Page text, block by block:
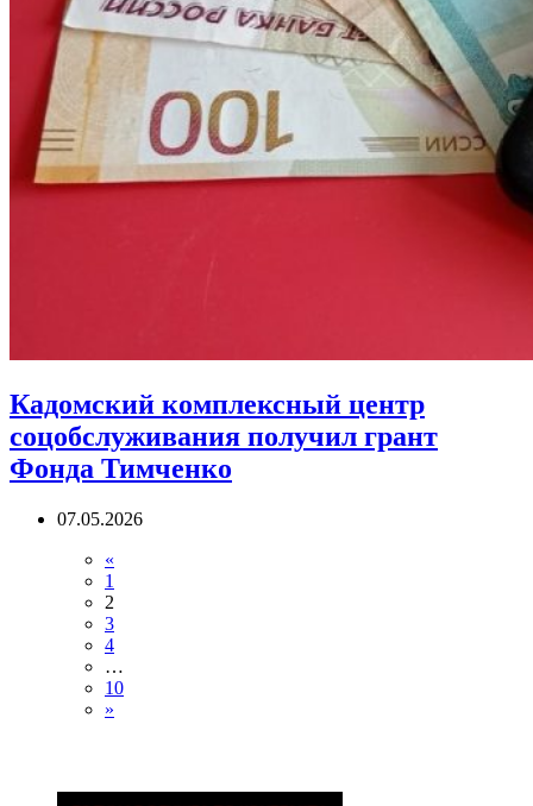
Кадомский комплексный центр
соцобслуживания получил грант
Фонда Тимченко
07.05.2026
«
1
2
3
4
…
10
»